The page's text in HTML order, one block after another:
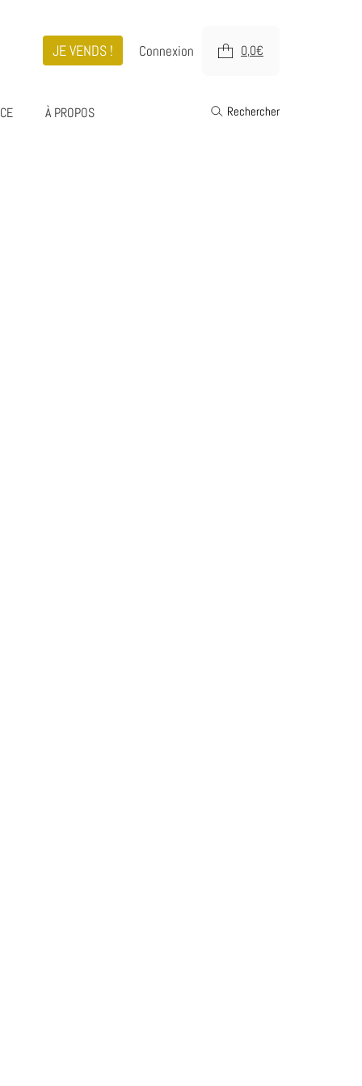
JE VENDS ! Connexion 0,0€
À PROPOS Rechercher